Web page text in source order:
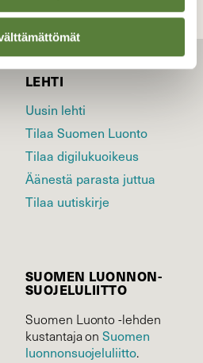
LEHTI
Uusin lehti
Tilaa Suomen Luonto
Tilaa digilukuoikeus
Äänestä parasta juttua
Tilaa uutiskirje
SUOMEN LUONNON­
SUOJELU­LIITTO
Suomen Luonto -lehden
kustantaja onSuomen
luonnonsuojelu­liitto.